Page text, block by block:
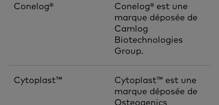
Conelog®
Conelog® est une
marque déposée de
Camlog
Biotechnologies
Group.
Cytoplast™
Cytoplast™ est une
marque déposée de
Osteogenics